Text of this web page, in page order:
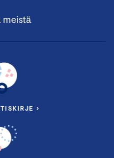
meistä
›